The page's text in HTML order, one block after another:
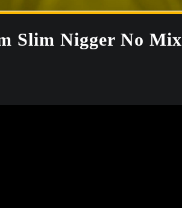
Slim Nigger No Mix